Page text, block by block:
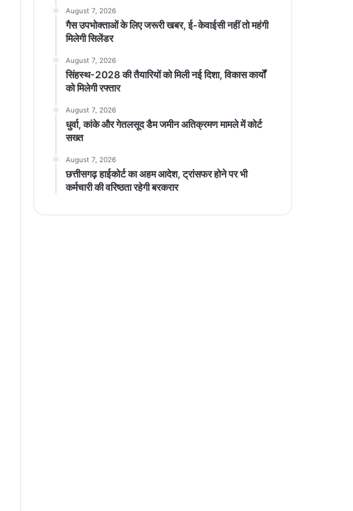
August 7, 2026
गैस उपभोक्ताओं के लिए जरूरी खबर, ई-केवाईसी नहीं तो महंगी
मिलेगी सिलेंडर
August 7, 2026
सिंहस्थ-2028 की तैयारियों को मिली नई दिशा, विकास कार्यों
को मिलेगी रफ्तार
August 7, 2026
धुर्वा, कांके और गेतलसूद डैम जमीन अतिक्रमण मामले में कोर्ट
सख्त
August 7, 2026
छत्तीसगढ़ हाईकोर्ट का अहम आदेश, ट्रांसफर होने पर भी
कर्मचारी की वरिष्ठता रहेगी बरकरार